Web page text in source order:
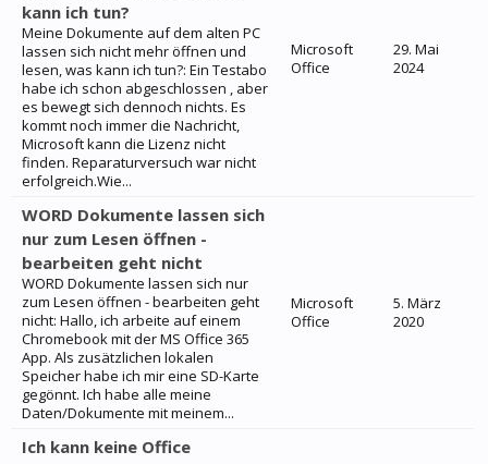
kann ich tun?
Meine Dokumente auf dem alten PC
lassen sich nicht mehr öffnen und
lesen, was kann ich tun?: Ein Testabo
habe ich schon abgeschlossen , aber
es bewegt sich dennoch nichts. Es
kommt noch immer die Nachricht,
Microsoft kann die Lizenz nicht
finden. Reparaturversuch war nicht
erfolgreich.Wie...
Microsoft
Office
29. Mai
2024
WORD Dokumente lassen sich
nur zum Lesen öffnen -
bearbeiten geht nicht
WORD Dokumente lassen sich nur
zum Lesen öffnen - bearbeiten geht
nicht: Hallo, ich arbeite auf einem
Chromebook mit der MS Office 365
App. Als zusätzlichen lokalen
Speicher habe ich mir eine SD-Karte
gegönnt. Ich habe alle meine
Daten/Dokumente mit meinem...
Microsoft
Office
5. März
2020
Ich kann keine Office